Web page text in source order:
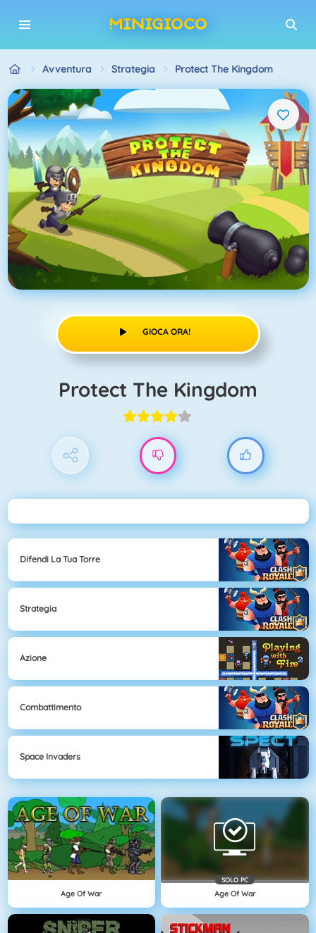
Avventura Strategia Protect The Kingdom
GIOCA ORA!
Protect The Kingdom
Difendi La Tua Torre
Strategia
Azione
Combattimento
Space Invaders
Age Of War
SOLO PC
Age Of War